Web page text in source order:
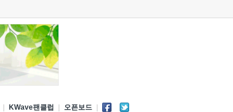
KWave팬클럽 오픈보드